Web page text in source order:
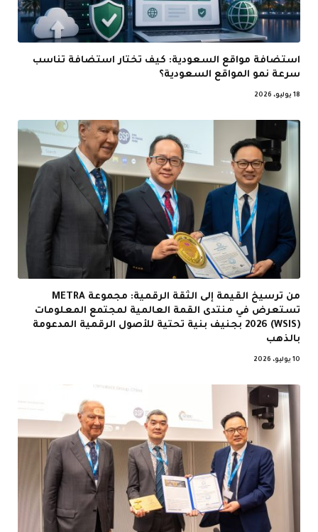
استضافة مواقع السعودية: كيف تختار استضافة تناسب
سرعة نمو المواقع السعودية؟
18 يوليو، 2026
من ترسيخ القيمة إلى الثقة الرقمية: مجموعة METRA
تستعرض في منتدى القمة العالمية لمجتمع المعلومات
(WSIS) 2026 بجنيف بنية تحتية للأصول الرقمية المدعومة
بالذهب
10 يوليو، 2026